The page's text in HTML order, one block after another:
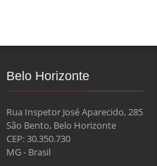
Belo Horizonte
Rua Inspetor José Aparecido, 285
São Bento, Belo Horizonte
CEP: 30.350.730
MG - Brasil